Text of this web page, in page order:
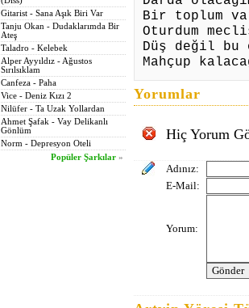
Gitarist - Sana Aşık Biri Var
Tanju Okan - Dudaklarımda Bir
Ateş
Taladro - Kelebek
Alper Ayyıldız - Ağustos
Sırılsıklam
Canfeza - Paha
Vice - Deniz Kızı 2
Nilüfer - Ta Uzak Yollardan
Ahmet Şafak - Vay Delikanlı
Gönlüm
Norm - Depresyon Oteli
Popüler Şarkılar »
Bir toplum
Oturdum
Düş değil
Mahçup
Yorumlar
Hiç Yorum
Adınız:
E-Mail:
Yorum: